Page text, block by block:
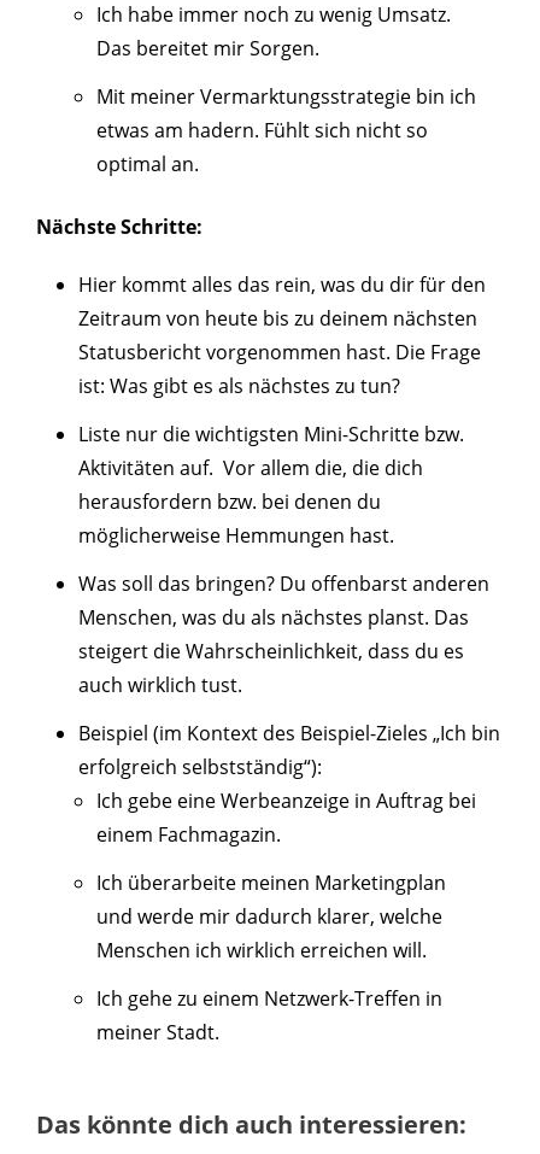
Ich habe immer noch zu wenig Umsatz.
Das bereitet mir Sorgen.
Mit meiner Vermarktungsstrategie bin ich
etwas am hadern. Fühlt sich nicht so
optimal an.
Nächste Schritte:
Hier kommt alles das rein, was du dir für den
Zeitraum von heute bis zu deinem nächsten
Statusbericht vorgenommen hast. Die Frage
ist: Was gibt es als nächstes zu tun?
Liste nur die wichtigsten Mini-Schritte bzw.
Aktivitäten auf. Vor allem die, die dich
herausfordern bzw. bei denen du
möglicherweise Hemmungen hast.
Was soll das bringen? Du offenbarst anderen
Menschen, was du als nächstes planst. Das
steigert die Wahrscheinlichkeit, dass du es
auch wirklich tust.
Beispiel (im Kontext des Beispiel-Zieles „Ich bin
erfolgreich selbstständig“):
Ich gebe eine Werbeanzeige in Auftrag bei
einem Fachmagazin.
Ich überarbeite meinen Marketingplan
und werde mir dadurch klarer, welche
Menschen ich wirklich erreichen will.
Ich gehe zu einem Netzwerk-Treffen in
meiner Stadt.
Das könnte dich auch interessieren: